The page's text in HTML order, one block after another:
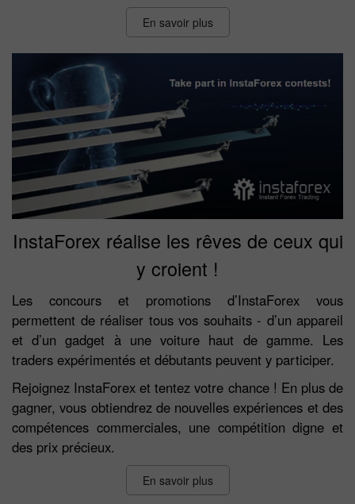
En savoir plus
InstaForex réalise les rêves de ceux qui
y croient !
Les concours et promotions d’InstaForex vous
permettent de réaliser tous vos souhaits - d’un appareil
et d’un gadget à une voiture haut de gamme. Les
traders expérimentés et débutants peuvent y participer.
Rejoignez InstaForex et tentez votre chance ! En plus de
gagner, vous obtiendrez de nouvelles expériences et des
compétences commerciales, une compétition digne et
des prix précieux.
En savoir plus